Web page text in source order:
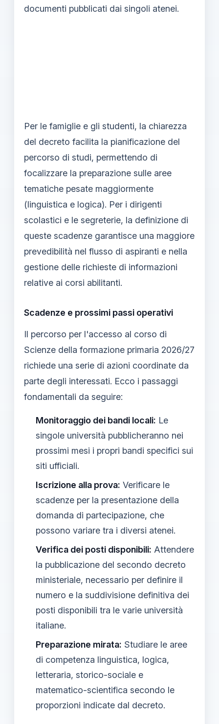
documenti pubblicati dai singoli atenei.
Per le famiglie e gli studenti, la chiarezza
del decreto facilita la pianificazione del
percorso di studi, permettendo di
focalizzare la preparazione sulle aree
tematiche pesate maggiormente
(linguistica e logica). Per i dirigenti
scolastici e le segreterie, la definizione di
queste scadenze garantisce una maggiore
prevedibilità nel flusso di aspiranti e nella
gestione delle richieste di informazioni
relative ai corsi abilitanti.
Scadenze e prossimi passi operativi
Il percorso per l'accesso al corso di
Scienze della formazione primaria 2026/27
richiede una serie di azioni coordinate da
parte degli interessati. Ecco i passaggi
fondamentali da seguire:
Monitoraggio dei bandi locali: Le
singole università pubblicheranno nei
prossimi mesi i propri bandi specifici sui
siti ufficiali.
Iscrizione alla prova: Verificare le
scadenze per la presentazione della
domanda di partecipazione, che
possono variare tra i diversi atenei.
Verifica dei posti disponibili: Attendere
la pubblicazione del secondo decreto
ministeriale, necessario per definire il
numero e la suddivisione definitiva dei
posti disponibili tra le varie università
italiane.
Preparazione mirata: Studiare le aree
di competenza linguistica, logica,
letteraria, storico-sociale e
matematico-scientifica secondo le
proporzioni indicate dal decreto.